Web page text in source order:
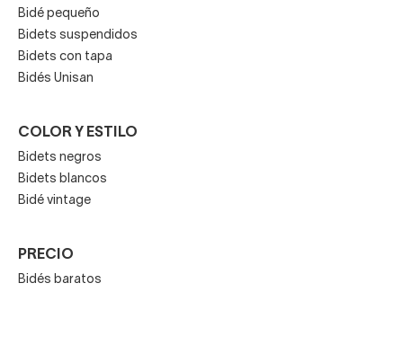
Bidé pequeño
Bidets suspendidos
Bidets con tapa
Bidés Unisan
COLOR Y ESTILO
Bidets negros
Bidets blancos
Bidé vintage
PRECIO
Bidés baratos